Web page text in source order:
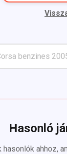
Hasonló
hasonlók ahhoz,